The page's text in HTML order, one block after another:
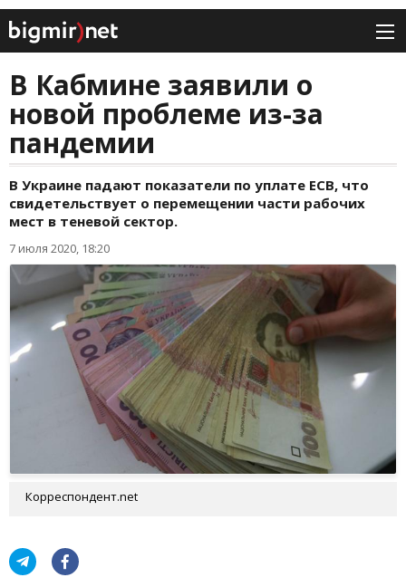
В Кабмине заявили о
новой проблеме из-за
пандемии
В Украине падают показатели по уплате ЕСВ, что
свидетельствует о перемещении части рабочих
мест в теневой сектор.
7 июля 2020, 18:20
Корреспондент.net